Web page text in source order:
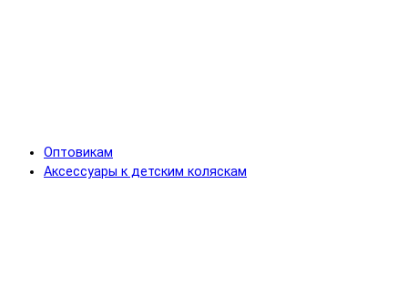
Оптовикам
Аксессуары к детским коляскам